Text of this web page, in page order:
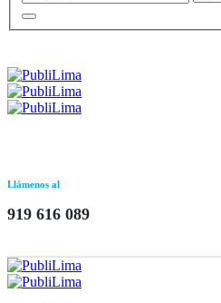
Llámenos al
919 616 089